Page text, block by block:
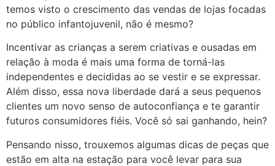
temos visto o crescimento das vendas de lojas focadas
no público infantojuvenil, não é mesmo?
Incentivar as crianças a serem criativas e ousadas em
relação à moda é mais uma forma de torná-las
independentes e decididas ao se vestir e se expressar.
Além disso, essa nova liberdade dará a seus pequenos
clientes um novo senso de autoconfiança e te garantir
futuros consumidores fiéis. Você só sai ganhando, hein?
Pensando nisso, trouxemos algumas dicas de peças que
estão em alta na estação para você levar para sua